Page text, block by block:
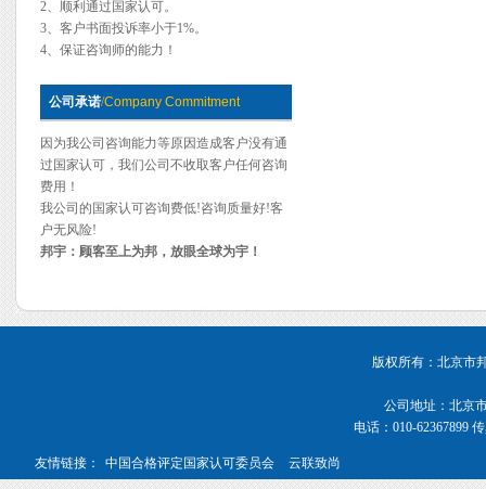
2、顺利通过国家认可。
3、客户书面投诉率小于1%。
4、保证咨询师的能力！
公司承诺/Company Commitment
因为我公司咨询能力等原因造成客户没有通
过国家认可，我们公司不收取客户任何咨询
费用！
我公司的国家认可咨询费低!咨询质量好!客
户无风险!
邦宇：顾客至上为邦，放眼全球为宇！
版权所有：北京市
公司地址：北京
电话：010-62367899
友情链接： 中国合格评定国家认可委员会 云联致尚